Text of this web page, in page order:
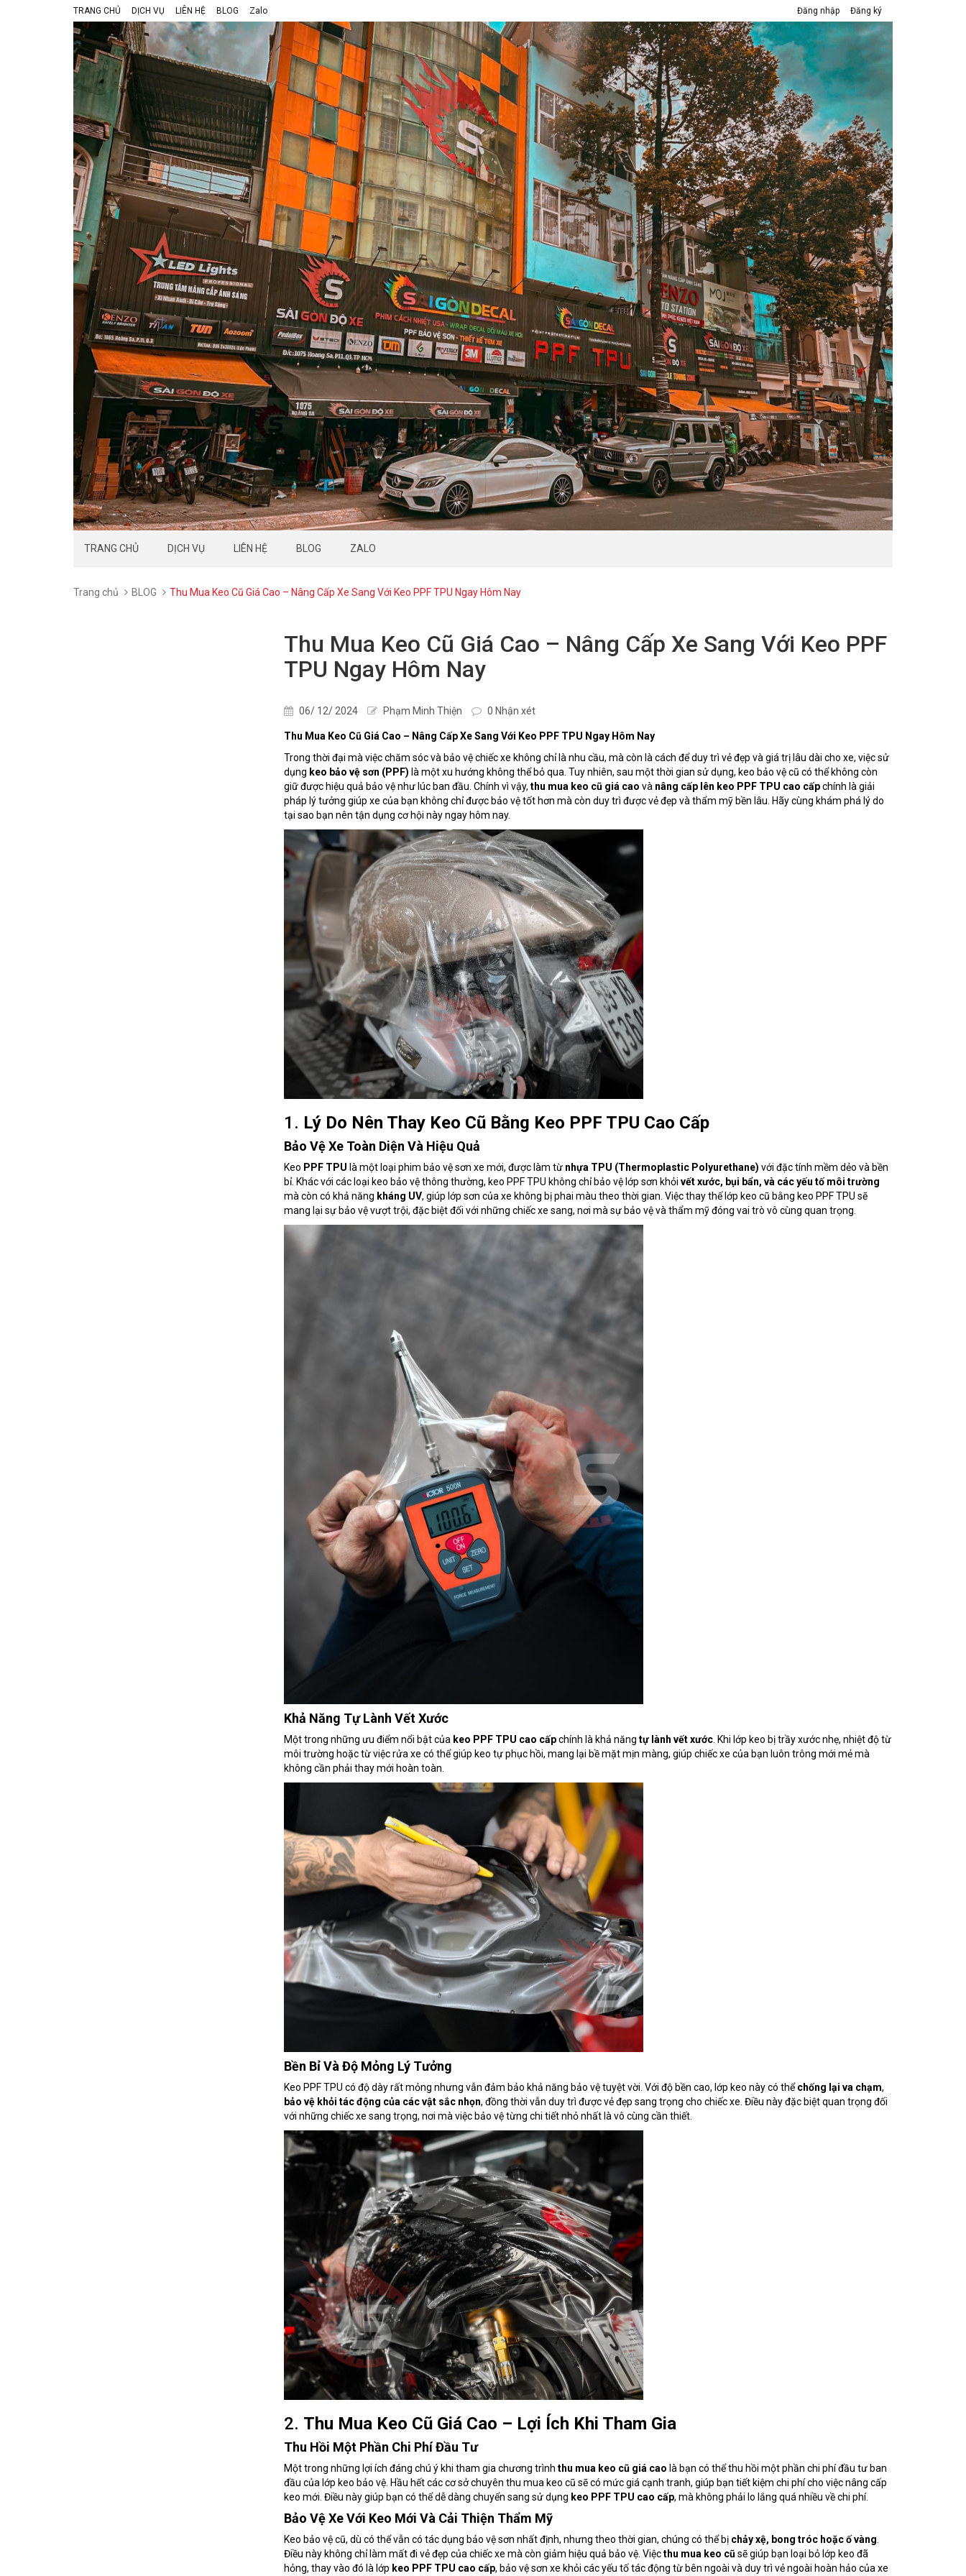
TRANG CHỦ DỊCH VỤ LIÊN HỆ BLOG Zalo Đăng nhập Đăng ký
TRANG CHỦ DỊCH VỤ LIÊN HỆ BLOG ZALO
Trang chủ BLOG Thu Mua Keo Cũ Giá Cao – Nâng Cấp Xe Sang Với Keo PPF TPU Ngay Hôm Nay
Thu Mua Keo Cũ Giá Cao – Nâng Cấp Xe Sang Với Keo PPF
TPU Ngay Hôm Nay
06/ 12/ 2024 Phạm Minh Thiện 0 Nhận xét
Thu Mua Keo Cũ Giá Cao – Nâng Cấp Xe Sang Với Keo PPF TPU Ngay Hôm Nay
Trong thời đại mà việc chăm sóc và bảo vệ chiếc xe không chỉ là nhu cầu, mà còn là cách để duy trì vẻ đẹp và giá trị lâu dài cho xe, việc sử
dụng keo bảo vệ sơn (PPF) là một xu hướng không thể bỏ qua. Tuy nhiên, sau một thời gian sử dụng, keo bảo vệ cũ có thể không còn
giữ được hiệu quả bảo vệ như lúc ban đầu. Chính vì vậy, thu mua keo cũ giá cao và nâng cấp lên keo PPF TPU cao cấpchính là giải
pháp lý tưởng giúp xe của bạn không chỉ được bảo vệ tốt hơn mà còn duy trì được vẻ đẹp và thẩm mỹ bền lâu. Hãy cùng khám phá lý do
tại sao bạn nên tận dụng cơ hội này ngay hôm nay.
1. Lý Do Nên Thay Keo Cũ Bằng Keo PPF TPU Cao Cấp
Bảo Vệ Xe Toàn Diện Và Hiệu Quả
Keo PPF TPU là một loại phim bảo vệ sơn xe mới, được làm từ nhựa TPU (Thermoplastic Polyurethane) với đặc tính mềm dẻo và bền
bỉ. Khác với các loại keo bảo vệ thông thường, keo PPF TPU không chỉ bảo vệ lớp sơn khỏi vết xước, bụi bẩn, và các yếu tố môi trường
mà còn có khả năng kháng UV, giúp lớp sơn của xe không bị phai màu theo thời gian. Việc thay thế lớp keo cũ bằng keo PPF TPU sẽ
mang lại sự bảo vệ vượt trội, đặc biệt đối với những chiếc xe sang, nơi mà sự bảo vệ và thẩm mỹ đóng vai trò vô cùng quan trọng.
Khả Năng Tự Lành Vết Xước
Một trong những ưu điểm nổi bật của keo PPF TPU cao cấpchính là khả năng tự lành vết xước. Khi lớp keo bị trầy xước nhẹ, nhiệt độ từ
môi trường hoặc từ việc rửa xe có thể giúp keo tự phục hồi, mang lại bề mặt mịn màng, giúp chiếc xe của bạn luôn trông mới mẻ mà
không cần phải thay mới hoàn toàn.
Bền Bỉ Và Độ Mỏng Lý Tưởng
Keo PPF TPU có độ dày rất mỏng nhưng vẫn đảm bảo khả năng bảo vệ tuyệt vời. Với độ bền cao, lớp keo này có thểchống lại va chạm,
bảo vệ khỏi tác động của các vật sắc nhọn, đồng thời vẫn duy trì được vẻ đẹp sang trọng cho chiếc xe. Điều này đặc biệt quan trọng đối
với những chiếc xe sang trọng, nơi mà việc bảo vệ từng chi tiết nhỏ nhất là vô cùng cần thiết.
2. Thu Mua Keo Cũ Giá Cao – Lợi Ích Khi Tham Gia
Thu Hồi Một Phần Chi Phí Đầu Tư
Một trong những lợi ích đáng chú ý khi tham gia chương trình thu mua keo cũ giá cao là bạn có thể thu hồi một phần chi phí đầu tư ban
đầu của lớp keo bảo vệ. Hầu hết các cơ sở chuyên thu mua keo cũ sẽ có mức giá cạnh tranh, giúp bạn tiết kiệm chi phí cho việc nâng cấp
keo mới. Điều này giúp bạn có thể dễ dàng chuyển sang sử dụng keo PPF TPU cao cấp, mà không phải lo lắng quá nhiều về chi phí.
Bảo Vệ Xe Với Keo Mới Và Cải Thiện Thẩm Mỹ
Keo bảo vệ cũ, dù có thể vẫn có tác dụng bảo vệ sơn nhất định, nhưng theo thời gian, chúng có thể bị chảy xệ, bong tróc hoặc ố vàng
Điều này không chỉ làm mất đi vẻ đẹp của chiếc xe mà còn giảm hiệu quả bảo vệ. Việcthu mua keo cũsẽ giúp bạn loại bỏ lớp keo đã
hỏng, thay vào đó là lớp keo PPF TPU cao cấp, bảo vệ sơn xe khỏi các yếu tố tác động từ bên ngoài và duy trì vẻ ngoài hoàn hảo của xe